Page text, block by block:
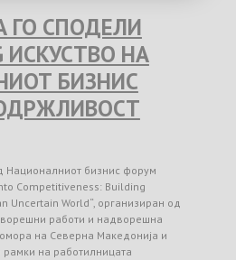
ГО СПОДЕЛИ
ИСКУСТВО НА
БИЗНИС
Националниот бизнис форум
Competitiveness: Building
Uncertain World“, организиран од
работи и надворешна
на Северна Македонија и
на работилницата